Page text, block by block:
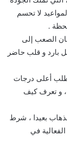
لا تحسم
.
الصعب إلى
بارد و قلب حاضر
أعلى درجات
، و تعرف كيف
بعيدا ، شرط
في